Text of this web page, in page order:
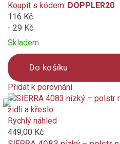
Koupit s kódem: DOPPLER20
116 Kč
- 29 Kč
Skladem
Do košíku
Přidat k porovnání
Product
is
added
to
Rychlý náhled
449,00 Kč